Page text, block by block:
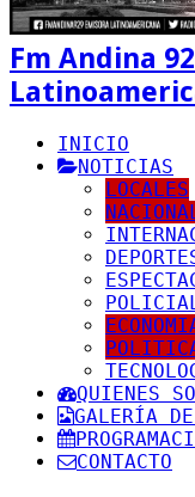
Fm Andina
INICIO
NOTICIAS
LOCALES
QUIENES
GALERÍA
CONTACTO